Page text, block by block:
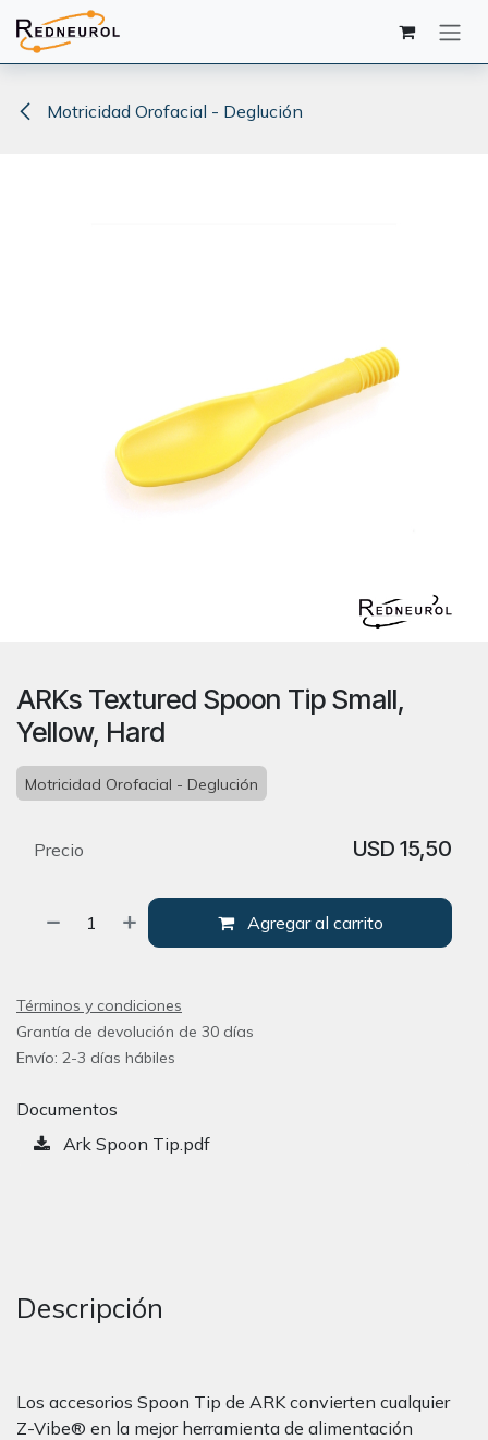
Ir al contenido
Motricidad Orofacial - Deglución
ARKs Textured Spoon Tip Small,
Yellow, Hard
Motricidad Orofacial - Deglución
Agregar al carrito
Precio USD 15,50
Términos y condiciones
Grantía de devolución de 30 días
Envío: 2-3 días hábiles
Documentos
Ark Spoon Tip.pdf
Descripción
Los accesorios Spoon Tip de ARK convierten cualquier
Z-Vibe® en la mejor herramienta de alimentación